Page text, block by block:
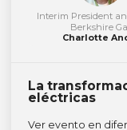
Interim President
Berkshire
Charlotte
La
eléctricas
Ver evento en